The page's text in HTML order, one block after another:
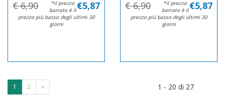
€ 6,90 €5,87
*il prezzo
barrato è il
prezzo più basso degli ultimi 30
giorni
€ 6,90 €5,87
*il prezzo
barrato è il
prezzo più basso degli ultimi 30
giorni
1 2 »
1 - 20 di 27